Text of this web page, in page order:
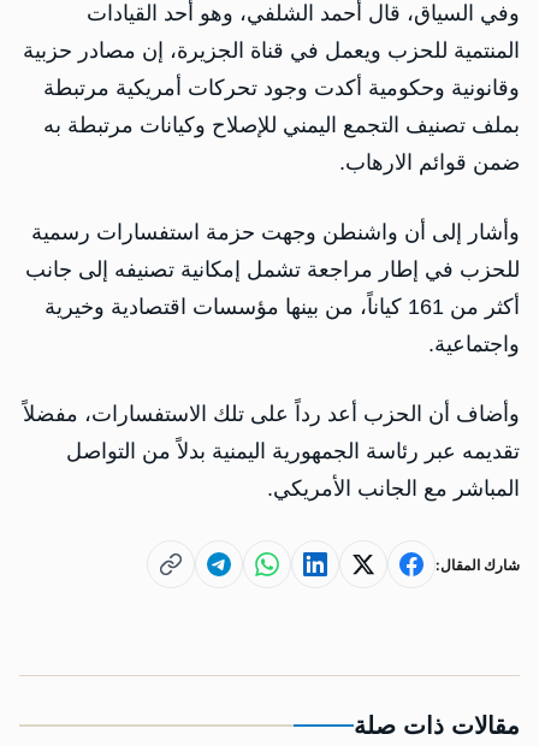
وفي السياق، قال أحمد الشلفي، وهو أحد القيادات
المنتمية للحزب ويعمل في قناة الجزيرة، إن مصادر حزبية
وقانونية وحكومية أكدت وجود تحركات أمريكية مرتبطة
بملف تصنيف التجمع اليمني للإصلاح وكيانات مرتبطة به
ضمن قوائم الارهاب.
وأشار إلى أن واشنطن وجهت حزمة استفسارات رسمية
للحزب في إطار مراجعة تشمل إمكانية تصنيفه إلى جانب
أكثر من 161 كياناً، من بينها مؤسسات اقتصادية وخيرية
واجتماعية.
وأضاف أن الحزب أعد رداً على تلك الاستفسارات، مفضلاً
تقديمه عبر رئاسة الجمهورية اليمنية بدلاً من التواصل
المباشر مع الجانب الأمريكي.
شارك المقال:
مقالات ذات صلة